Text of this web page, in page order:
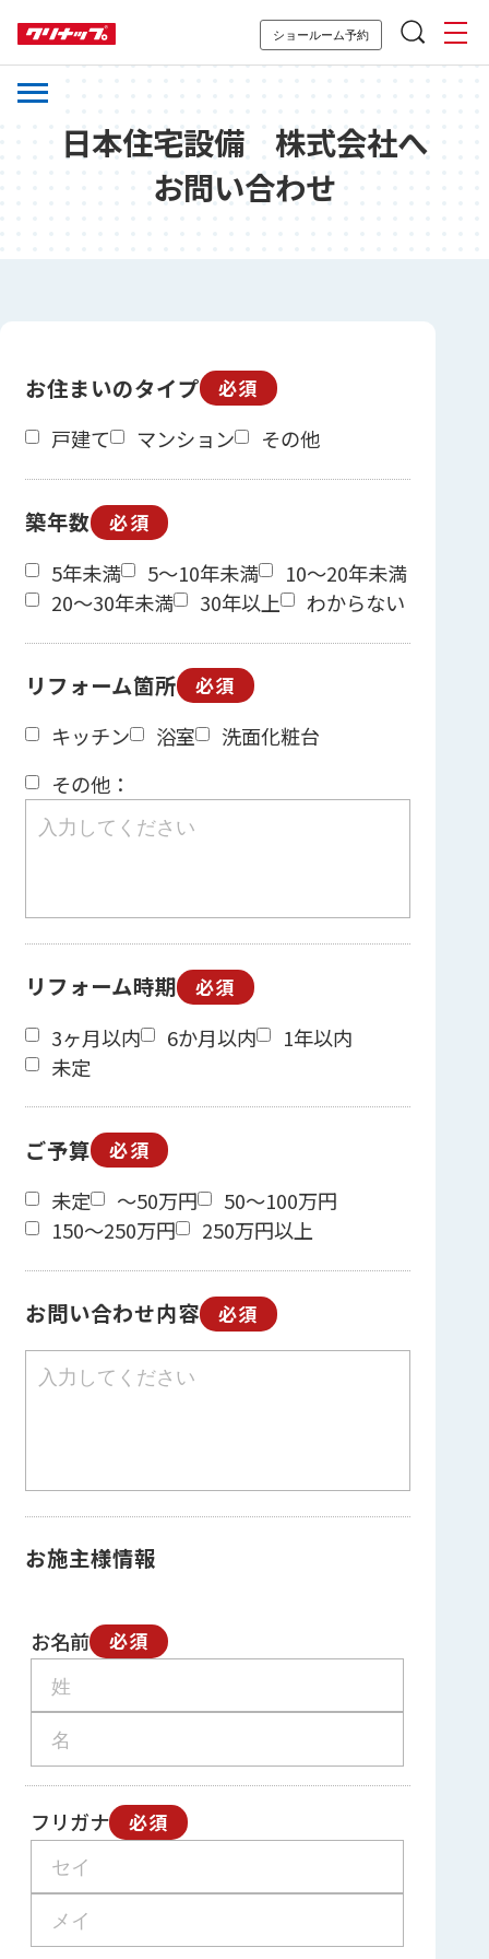
ショールーム予約
日本住宅設備 株式会社へ
お問い合わせ
お住まいのタイプ 必須
戸建て マンション その他
築年数 必須
5年未満 5～10年未満
10～20年未満
20～30年未満
30年以上 わからない
リフォーム箇所 必須
キッチン 浴室
洗面化粧台
その他：
リフォーム時期 必須
3ヶ月以内 6か月以内
1年以内
未定
ご予算 必須
未定 ～50万円
50～100万円
150～250万円
250万円以上
お問い合わせ内容 必須
お施主様情報
お名前 必須
フリガナ 必須